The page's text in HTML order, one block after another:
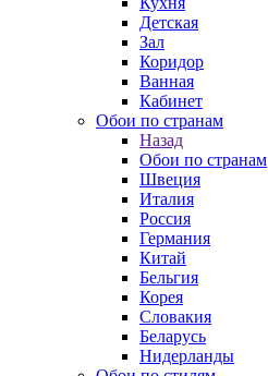
Детская
Зал
Коридор
Ванная
Кабинет
Обои по странам
Назад
Обои по странам
Швеция
Италия
Россия
Германия
Китай
Бельгия
Корея
Словакия
Беларусь
Нидерланды